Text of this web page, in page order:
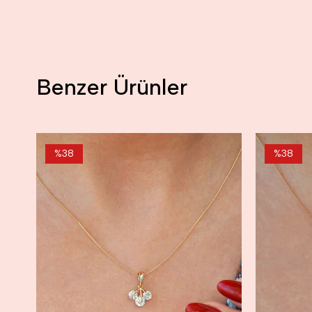
Benzer Ürünler
%38 %38